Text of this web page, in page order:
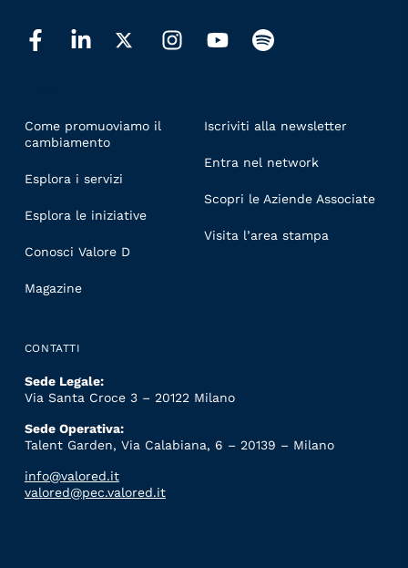
Come promuoviamo il
cambiamento
Esplora i servizi
Esplora le iniziative
Conosci Valore D
Magazine
Iscriviti alla newsletter
Entra nel network
Scopri le Aziende Associate
Visita l’area stampa
CONTATTI
Sede Legale:
Via Santa Croce 3 – 20122 Milano
Sede Operativa:
Talent Garden, Via Calabiana, 6 – 20139 – Milano
info@valored.it
valored@pec.valored.it